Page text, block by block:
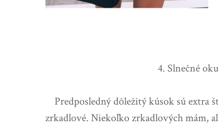
4. Slnečné
Predposledný dôležitý kúsok sú extra
zrkadlové. Niekoľko zrkadlových mám,